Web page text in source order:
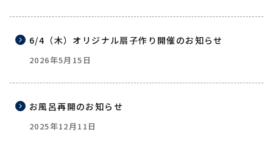
6/4（木）オリジナル扇子作り開催のお知らせ
2026年5月15日
お風呂再開のお知らせ
2025年12月11日